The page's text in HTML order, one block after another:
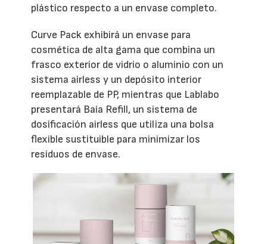
plástico respecto a un envase completo.
Curve Pack exhibirá un envase para
cosmética de alta gama que combina un
frasco exterior de vidrio o aluminio con un
sistema airless y un depósito interior
reemplazable de PP, mientras que Lablabo
presentará Baia Refill, un sistema de
dosificación airless que utiliza una bolsa
flexible sustituible para minimizar los
residuos de envase.